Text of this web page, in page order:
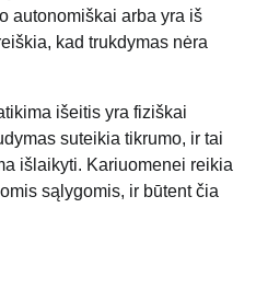
autonomiškai arba yra iš
kad trukdymas nėra
išeitis yra fiziškai
suteikia tikrumo, ir tai
išlaikyti. Kariuomenei reikia
sąlygomis, ir būtent čia